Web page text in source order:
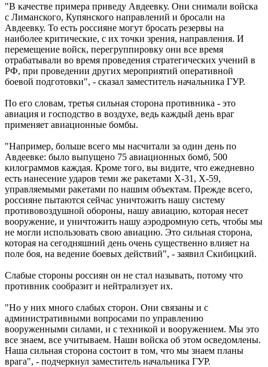
"В качестве примера приведу Авдеевку. Они снимали войска
с Лиманского, Купянского направлений и бросали на
Авдеевку. То есть россияне могут бросать резервы на
наиболее критические, с их точки зрения, направления. И
перемещение войск, перегруппировку они все время
отрабатывали во время проведения стратегических учений в
РФ, при проведении других мероприятий оперативной
боевой подготовки", - сказал заместитель начальника ГУР.
По его словам, третья сильная сторона противника - это
авиация и господство в воздухе, ведь каждый день враг
применяет авиационные бомбы.
"Например, больше всего мы насчитали за один день по
Авдеевке: было выпущено 75 авиационных бомб, 500
килограммов каждая. Кроме того, вы видите, что ежедневно
есть нанесение ударов теми же ракетами Х-31, Х-59,
управляемыми ракетами по нашим объектам. Прежде всего,
россияне пытаются сейчас уничтожить нашу систему
противовоздушной обороны, нашу авиацию, которая несет
вооружение, и уничтожить нашу аэродромную сеть, чтобы мы
не могли использовать свою авиацию. Это сильная сторона,
которая на сегодняшний день очень существенно влияет на
поле боя, на ведение боевых действий", - заявил Скибицкий.
Слабые стороны россиян он не стал называть, потому что
противник сообразит и нейтрализует их.
"Но у них много слабых сторон. Они связаны и с
административными вопросами по управлению
вооруженными силами, и с техникой и вооружением. Мы это
все знаем, все учитываем. Наши войска об этом осведомлены.
Наша сильная сторона состоит в том, что мы знаем планы
врага", - подчеркнул заместитель начальника ГУР.